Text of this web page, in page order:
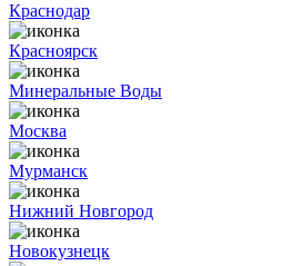
Краснодар
Красноярск
Минеральные Воды
Москва
Мурманск
Нижний Новгород
Новокузнецк